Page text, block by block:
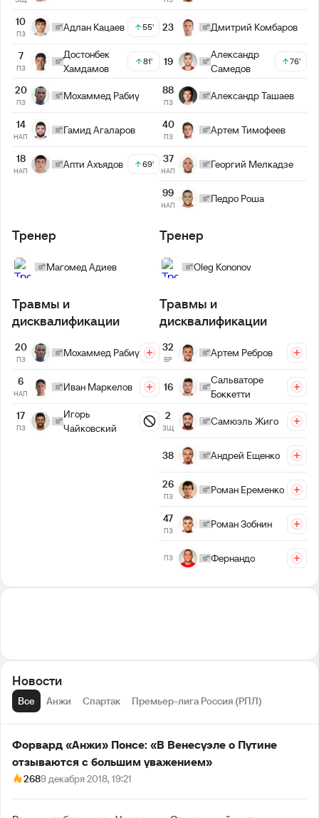
10
ПЗ
Адлан Кацаев 55'
7
ПЗ
Достонбек
Хамдамов
81'
20
ПЗ
Мохаммед Рабиу
14
НАП
Гамид Агаларов
18
НАП
Апти Ахъядов 69'
23 Дмитрий Комбаров
19
Александр
Самедов
76'
88
ПЗ
Александр Ташаев
40
ПЗ
Артем Тимофеев
37
НАП
Георгий Мелкадзе
99
НАП
Педро Роша
Тренер
Магомед Адиев
Тренер
Oleg Kononov
Травмы и
дисквалификации
20
ПЗ
Мохаммед Рабиу
6
НАП
Иван Маркелов
17
ПЗ
Игорь
Чайковский
Травмы и
дисквалификации
32
ВР
Артем Ребров
16
Сальваторе
Боккетти
2
ЗЩ
Самюэль Жиго
38 Андрей Ещенко
26
ПЗ
Роман Еременко
47
ПЗ
Роман Зобнин
ПЗ Фернандо
Новости
Все Анжи Спартак Премьер-лига Россия (РПЛ)
Форвард «Анжи» Понсе: «В Венесуэле о Путине
отзываются с большим уважением»
2689 декабря 2018, 19:21